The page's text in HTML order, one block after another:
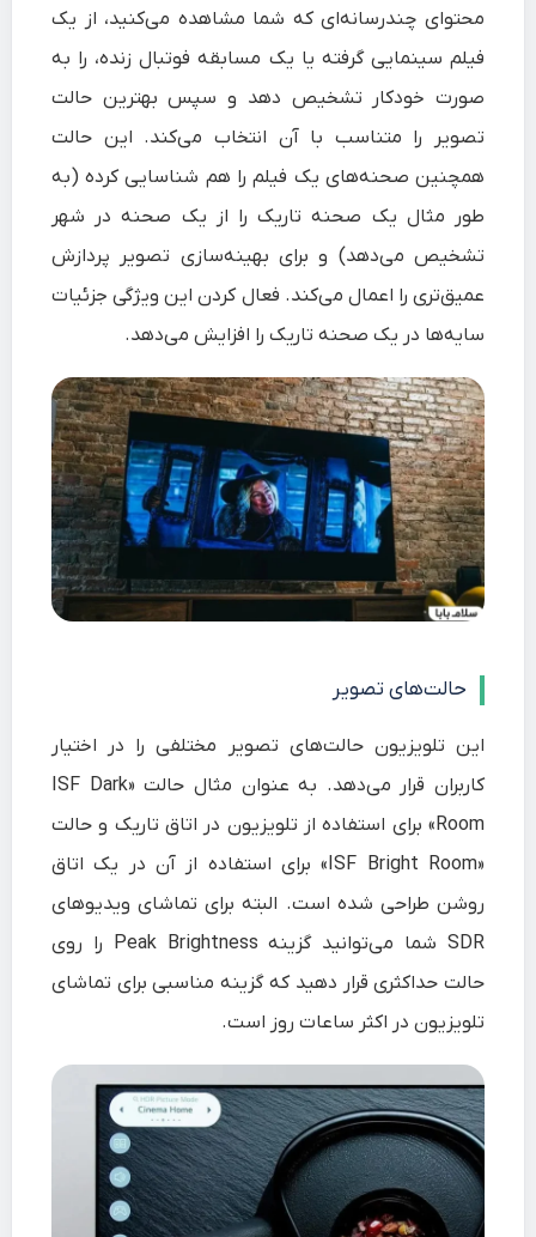
محتوای چندرسانه‌ای که شما مشاهده می‌کنید، از یک
فیلم سینمایی گرفته یا یک مسابقه فوتبال زنده، را به
صورت خودکار تشخیص ‌دهد و سپس بهترین حالت
تصویر را متناسب با آن انتخاب می‌کند. این حالت
همچنین صحنه‌های یک فیلم را هم شناسایی کرده (به
طور مثال یک صحنه تاریک را از یک صحنه در شهر
تشخیص می‌دهد) و برای بهینه‌سازی تصویر پردازش
عمیق‌تری را اعمال می‌کند. فعال کردن این ویژگی جزئیات
سایه‌ها در یک صحنه تاریک را افزایش می‌دهد.
حالت‌های تصویر
این تلویزیون حالت‌های تصویر مختلفی را در اختیار
کاربران قرار می‌دهد. به عنوان مثال حالت «ISF Dark
Room» برای استفاده از تلویزیون در اتاق تاریک و حالت
«ISF Bright Room» برای استفاده از آن در یک اتاق
روشن طراحی شده است. البته برای تماشای ویدیوهای
SDR شما می‌توانید گزینه Peak Brightness را روی
حالت حداکثری قرار دهید که گزینه مناسبی برای تماشای
تلویزیون در اکثر ساعات روز است.